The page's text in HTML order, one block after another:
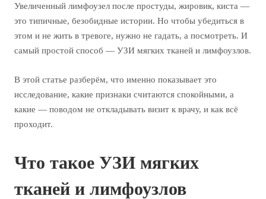
Увеличенный лимфоузел после простуды, жировик, киста —
это типичные, безобидные истории. Но чтобы убедиться в
этом и не жить в тревоге, нужно не гадать, а посмотреть. И
самый простой способ — УЗИ мягких тканей и лимфоузлов.
В этой статье разберём, что именно показывает это
исследование, какие признаки считаются спокойными, а
какие — поводом не откладывать визит к врачу, и как всё
проходит.
Что такое УЗИ мягких
тканей и лимфоузлов